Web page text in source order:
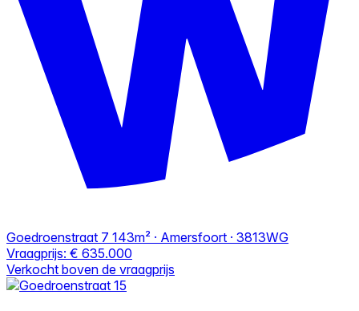
Goedroenstraat 7 143m² · Amersfoort · 3813WG
Vraagprijs: € 635.000
Verkocht boven de vraagprijs